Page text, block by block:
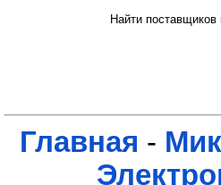
Найти поставщиков
Главная -